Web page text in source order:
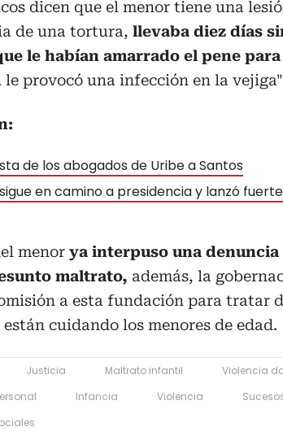
dicen que el menor tiene una
de una tortura, llevaba diez días
le habían amarrado el pene
le provocó una infección en la
de los abogados de Uribe a Santos
en camino a presidencia y lanzó
menor ya interpuso una
maltrato, además, la
a esta fundación para tratar
cuidando los menores de edad.
Justicia Maltrato infantil Violencia
Infancia Violencia